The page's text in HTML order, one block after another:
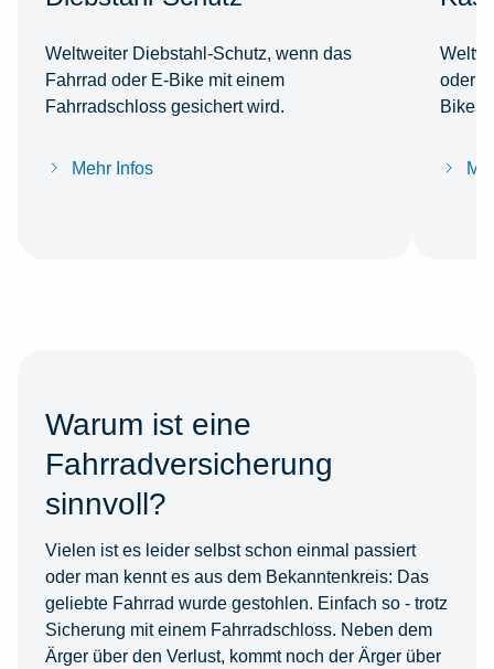
Weltweiter Diebstahl-Schutz, wenn das
Fahrrad oder E-Bike mit einem
Fahrradschloss gesichert wird.
Mehr Infos
oder
Bikes
Warum ist eine
Fahrradversicherung
sinnvoll?
Vielen ist es leider selbst schon einmal passiert
oder man kennt es aus dem Bekanntenkreis: Das
geliebte Fahrrad wurde gestohlen. Einfach so - trotz
Sicherung mit einem Fahrradschloss. Neben dem
Ärger über den Verlust, kommt noch der Ärger über